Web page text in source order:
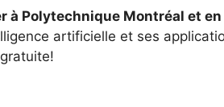
à Polytechnique Montréal et
artificielle et ses